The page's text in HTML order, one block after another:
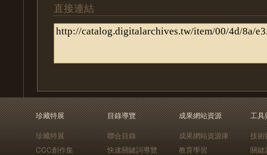
直接連結
珍藏特展
珍藏特展
CCC創作集
目錄導覽
聯合目錄
快速關鍵詞導覽
成果網站資源
成果網站資源庫
教育學習
工具
技術
關鍵